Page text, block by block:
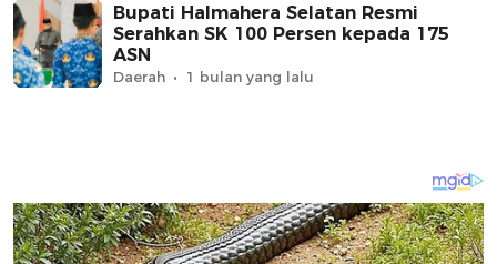
Bupati Halmahera Selatan Resmi
Serahkan SK 100 Persen kepada 175
ASN
Daerah 1 bulan yang lalu